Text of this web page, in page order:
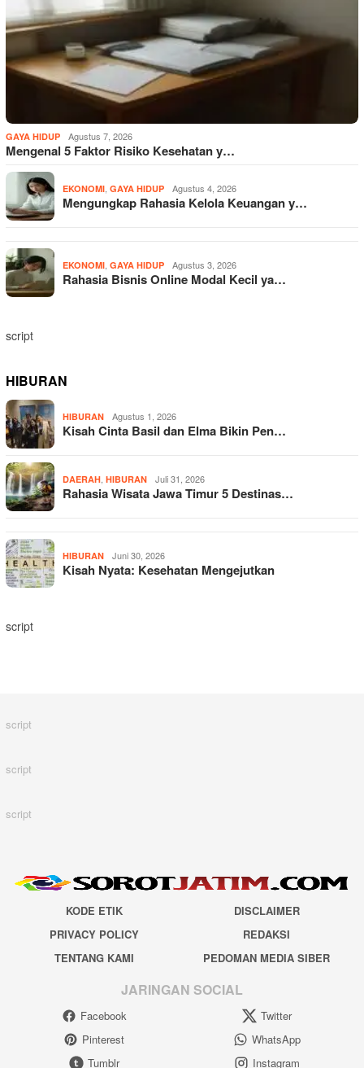
GAYA HIDUP Agustus 7, 2026
Mengenal 5 Faktor Risiko Kesehatan y…
EKONOMI GAYA HIDUP Agustus 4, 2026
Mengungkap Rahasia Kelola Keuangan y…
EKONOMI GAYA HIDUP Agustus 3, 2026
Rahasia Bisnis Online Modal Kecil ya…
script
HIBURAN
HIBURAN Agustus 1, 2026
Kisah Cinta Basil dan Elma Bikin Pen…
DAERAH HIBURAN Juli 31, 2026
Rahasia Wisata Jawa Timur 5 Destinas…
HIBURAN Juni 30, 2026
Kisah Nyata: Kesehatan Mengejutkan
script
script
script
script
KODE ETIK
DISCLAIMER
PRIVACY POLICY
REDAKSI
TENTANG KAMI
PEDOMAN MEDIA SIBER
JARINGAN SOCIAL
Facebook
Twitter
Pinterest
WhatsApp
Tumblr
Instagram